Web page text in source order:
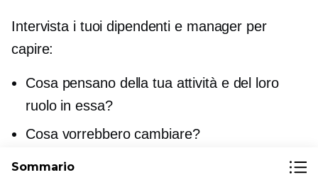
Intervista i tuoi dipendenti e manager per
capire:
Cosa pensano della tua attività e del loro
ruolo in essa?
Cosa vorrebbero cambiare?
Cosa vorrebbero che rimanesse uguale?
Sommario